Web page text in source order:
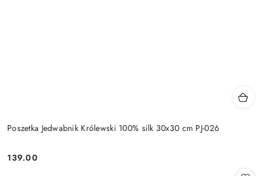
Poszetka Jedwabnik Królewski 100% silk 30x30 cm PJ-026
Cena:
139.00